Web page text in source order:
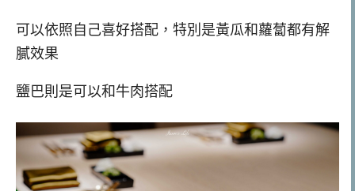
可以依照自己喜好搭配，特別是黃瓜和蘿蔔都有解
膩效果
鹽巴則是可以和牛肉搭配